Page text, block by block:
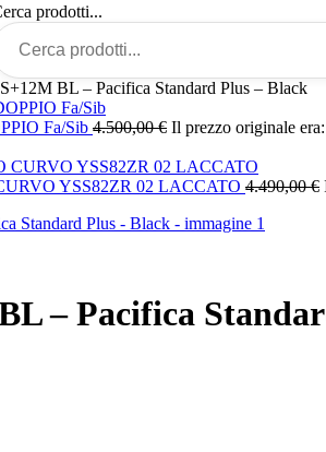
prodotti...
BL – Pacifica Standard Plus – Black
Fa/Sib 4.500,00€ Il prezzo originale
YSS82ZR 02 LACCATO 4.490,00€
– Pacifica